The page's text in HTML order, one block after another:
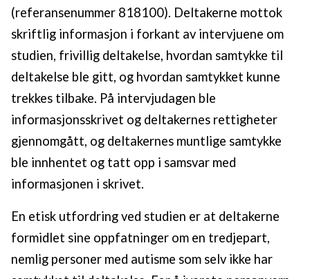
(referansenummer 818100). Deltakerne mottok
skriftlig informasjon i forkant av intervjuene om
studien, frivillig deltakelse, hvordan samtykke til
deltakelse ble gitt, og hvordan samtykket kunne
trekkes tilbake. På intervjudagen ble
informasjonsskrivet og deltakernes rettigheter
gjennomgått, og deltakernes muntlige samtykke
ble innhentet og tatt opp i samsvar med
informasjonen i skrivet.
En etisk utfordring ved studien er at deltakerne
formidlet sine oppfatninger om en tredjepart,
nemlig personer med autisme som selv ikke har